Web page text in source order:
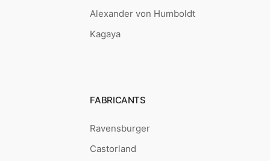
Alexander von Humboldt
Kagaya
FABRICANTS
Ravensburger
Castorland